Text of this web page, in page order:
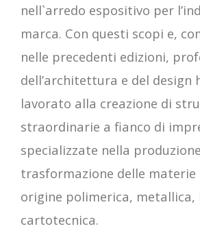
nell`arredo espositivo per
marca. Con questi scopi e,
nelle precedenti edizioni,
dell’architettura e del design
lavorato alla creazione di
straordinarie a fianco di
specializzate nella
trasformazione delle materie
origine polimerica, metallica,
cartotecnica.